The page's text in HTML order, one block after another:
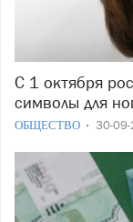
С 1 октября россияне смогут проголосовать за
символы для
ОБЩЕСТВО 30-